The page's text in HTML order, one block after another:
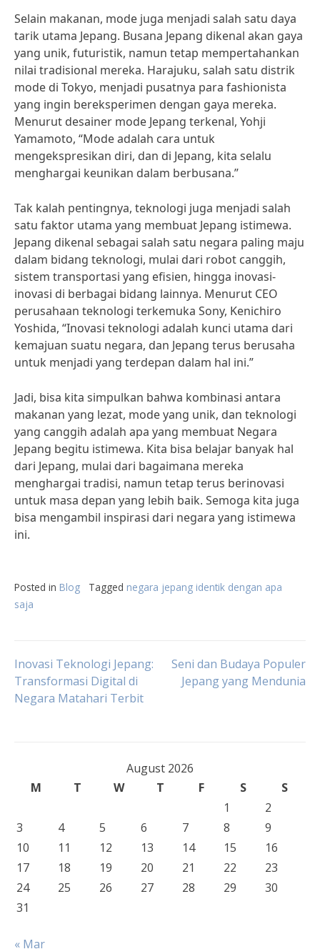
Selain makanan, mode juga menjadi salah satu daya
tarik utama Jepang. Busana Jepang dikenal akan gaya
yang unik, futuristik, namun tetap mempertahankan
nilai tradisional mereka. Harajuku, salah satu distrik
mode di Tokyo, menjadi pusatnya para fashionista
yang ingin bereksperimen dengan gaya mereka.
Menurut desainer mode Jepang terkenal, Yohji
Yamamoto, “Mode adalah cara untuk
mengekspresikan diri, dan di Jepang, kita selalu
menghargai keunikan dalam berbusana.”
Tak kalah pentingnya, teknologi juga menjadi salah
satu faktor utama yang membuat Jepang istimewa.
Jepang dikenal sebagai salah satu negara paling maju
dalam bidang teknologi, mulai dari robot canggih,
sistem transportasi yang efisien, hingga inovasi-
inovasi di berbagai bidang lainnya. Menurut CEO
perusahaan teknologi terkemuka Sony, Kenichiro
Yoshida, “Inovasi teknologi adalah kunci utama dari
kemajuan suatu negara, dan Jepang terus berusaha
untuk menjadi yang terdepan dalam hal ini.”
Jadi, bisa kita simpulkan bahwa kombinasi antara
makanan yang lezat, mode yang unik, dan teknologi
yang canggih adalah apa yang membuat Negara
Jepang begitu istimewa. Kita bisa belajar banyak hal
dari Jepang, mulai dari bagaimana mereka
menghargai tradisi, namun tetap terus berinovasi
untuk masa depan yang lebih baik. Semoga kita juga
bisa mengambil inspirasi dari negara yang istimewa
ini.
Posted in Blog Tagged negara jepang identik dengan apa
saja
Post
navigation
Inovasi Teknologi Jepang:
Transformasi Digital di
Negara Matahari Terbit
Seni dan Budaya Populer
Jepang yang Mendunia
August 2026
M
T W T F S
S
1
2
3
4 5 6 7 8
9
10
11 12 13 14 15
16
17
18 19 20 21 22
23
24
25 26 27 28 29
30
31
« Mar